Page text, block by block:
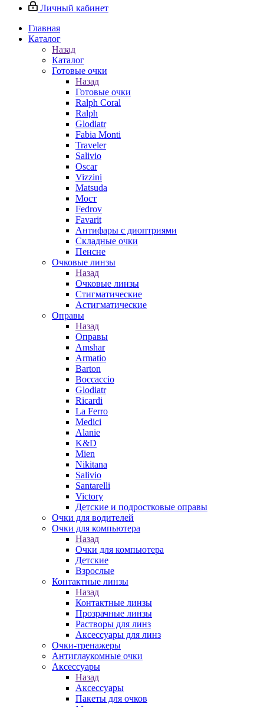
Личный кабинет
Главная
Каталог
Назад
Каталог
Готовые очки
Назад
Готовые очки
Ralph Coral
Ralph
Glodiatr
Fabia Monti
Traveler
Salivio
Oscar
Vizzini
Matsuda
Мост
Fedrov
Favarit
Антифары с диоптриями
Складные очки
Пенсне
Очковые линзы
Назад
Очковые линзы
Стигматические
Астигматические
Оправы
Назад
Оправы
Amshar
Armatio
Barton
Boccaccio
Glodiatr
Ricardi
La Ferro
Medici
Alanie
K&D
Mien
Nikitana
Salivio
Santarelli
Victory
Детские и подростковые оправы
Очки для водителей
Очки для компьютера
Назад
Очки для компьютера
Детские
Взрослые
Контактные линзы
Назад
Контактные линзы
Прозрачные линзы
Растворы для линз
Аксессуары для линз
Очки-тренажеры
Антиглаукомные очки
Аксессуары
Назад
Аксессуары
Пакеты для очков